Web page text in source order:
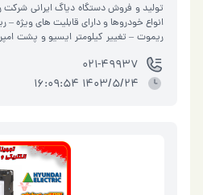
تولید و فروش دستگاه دیاگ ایرانی
انواع خودروها و دارای قابلیت های ویژه
021-49937
1403/5/24 16:09:54